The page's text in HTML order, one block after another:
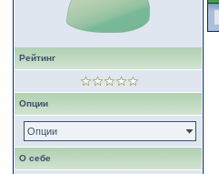
Рейтинг
Опции
Опции
О себе